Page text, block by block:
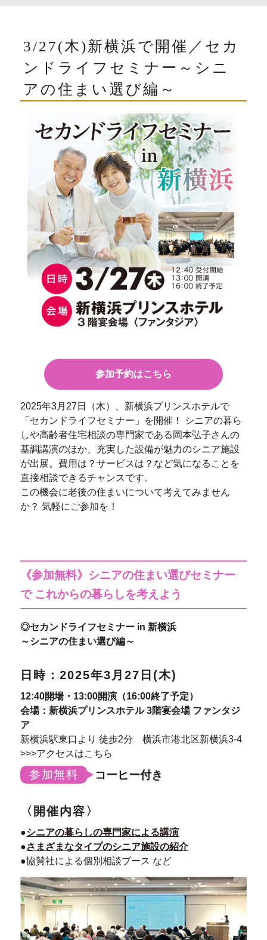
3/27(木)新横浜で開催／セカ
ンドライフセミナー～シニ
アの住まい選び編～
参加予約はこちら
2025年3月27日（木）、新横浜プリンスホテルで
「セカンドライフセミナー」を開催！ シニアの暮ら
しや高齢者住宅相談の専門家である岡本弘子さんの
基調講演のほか、充実した設備が魅力のシニア施設
が出展。費用は？サービスは？など気になることを
直接相談できるチャンスです。
この機会に老後の住まいについて考えてみません
か？ 気軽にご参加を！
《参加無料》シニアの住まい選びセミナー
で これからの暮らしを考えよう
◎セカンドライフセミナー in 新横浜
～シニアの住まい選び編～
日時：2025年3月27日(木)
12:40開場・13:00開演（16:00終了予定）
会場：新横浜プリンスホテル 3階宴会場 ファンタジ
ア
新横浜駅東口より 徒歩2分 横浜市港北区新横浜3-4
>>>アクセスはこちら
参加無料 コーヒー付き
〈開催内容〉
●シニアの暮らしの専門家による講演
●さまざまなタイプのシニア施設の紹介
●協賛社による個別相談ブース など